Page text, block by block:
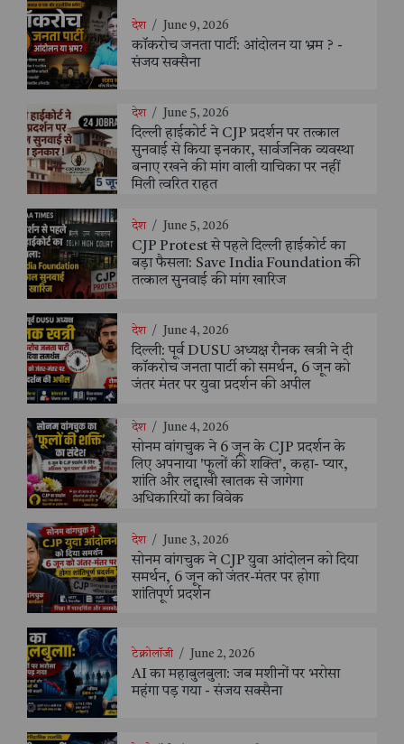
देश / June 9, 2026
कॉकरोच जनता पार्टी: आंदोलन या भ्रम ? -
संजय सक्सैना
देश / June 5, 2026
दिल्ली हाईकोर्ट ने CJP प्रदर्शन पर तत्काल
सुनवाई से किया इनकार, सार्वजनिक व्यवस्था
बनाए रखने की मांग वाली याचिका पर नहीं
मिली त्वरित राहत
देश / June 5, 2026
CJP Protest से पहले दिल्ली हाईकोर्ट का
बड़ा फैसला: Save India Foundation की
तत्काल सुनवाई की मांग खारिज
देश / June 4, 2026
दिल्ली: पूर्व DUSU अध्यक्ष रौनक खत्री ने दी
कॉकरोच जनता पार्टी को समर्थन, 6 जून को
जंतर मंतर पर युवा प्रदर्शन की अपील
देश / June 4, 2026
सोनम वांगचुक ने 6 जून के CJP प्रदर्शन के
लिए अपनाया 'फूलों की शक्ति', कहा- प्यार,
शांति और लद्दाखी खातक से जागेगा
अधिकारियों का विवेक
देश / June 3, 2026
सोनम वांगचुक ने CJP युवा आंदोलन को दिया
समर्थन, 6 जून को जंतर-मंतर पर होगा
शांतिपूर्ण प्रदर्शन
टेक्नोलॉजी / June 2, 2026
AI का महाबुलबुला: जब मशीनों पर भरोसा
महंगा पड़ गया - संजय सक्सैना